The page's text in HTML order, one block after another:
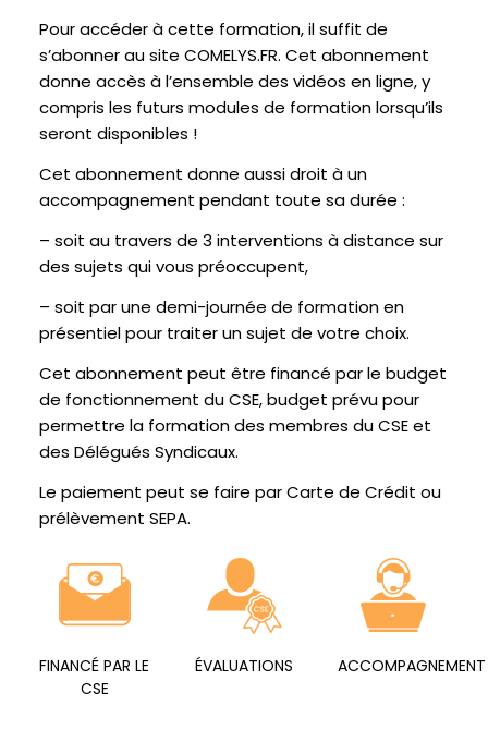
Pour accéder à cette formation, il suffit de
s’abonner au site COMELYS.FR. Cet abonnement
donne accès à l’ensemble des vidéos en ligne, y
compris les futurs modules de formation lorsqu’ils
seront disponibles !
Cet abonnement donne aussi droit à un
accompagnement pendant toute sa durée :
– soit au travers de 3 interventions à distance sur
des sujets qui vous préoccupent,
– soit par une demi-journée de formation en
présentiel pour traiter un sujet de votre choix.
Cet abonnement peut être financé par le budget
de fonctionnement du CSE, budget prévu pour
permettre la formation des membres du CSE et
des Délégués Syndicaux.
Le paiement peut se faire par Carte de Crédit ou
prélèvement SEPA.
FINANCÉ PAR LE
CSE
ÉVALUATIONS ACCOMPAGNEMENT